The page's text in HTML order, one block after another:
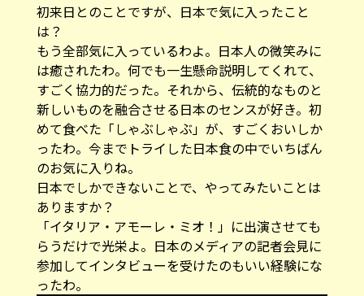
――初来日とのことですが、日本で気に入ったこと
は？
もう全部気に入っているわよ。日本人の微笑みに
は癒されたわ。何でも一生懸命説明してくれて、
すごく協力的だった。それから、伝統的なものと
新しいものを融合させる日本のセンスが好き。初
めて食べた「しゃぶしゃぶ」が、すごくおいしか
ったわ。今までトライした日本食の中でいちばん
のお気に入りね。
――日本でしかできないことで、やってみたいことは
ありますか？
「イタリア・アモーレ・ミオ！」に出演させても
らうだけで光栄よ。日本のメディアの記者会見に
参加してインタビューを受けたのもいい経験にな
ったわ。